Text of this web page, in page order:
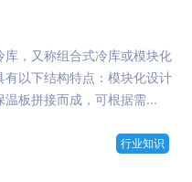
，又称组合式冷库或模块化
以下结构特点：模块化设计
板拼接而成，可根据需...
行业知识